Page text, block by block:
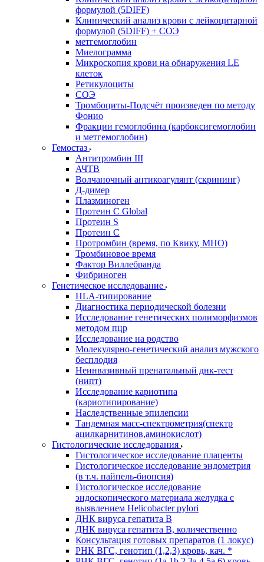
формулой (5DIFF)
Клинический анализ крови с лейкоцитарной
формулой (5DIFF) + СОЭ
метгемоглобин
Миелограмма
Микроскопия крови на обнаружения LE
клеток
Ретикулоциты
СОЭ
Тромбоциты-Подсчёт произведен по методу
Фонио
Фракции гемоглобина (карбоксигемоглобин
и метгемоглобин)
Гемостаз
Антитромбин III
АЧТВ
Волчаночный антикоагулянт (скрининг)
Д-димер
Плазминоген
Протеин C Global
Протеин S
Протеин С
Протромбин (время, по Квику, МНО)
Тромбиновое время
Фактор Виллебранда
Фибриноген
Генетическое исследование
HLA-типирование
Диагностика периодической болезни
Исследование генетических полиморфизмов
методом пцр
Исследование на родство
Молекулярно-генетический анализ мужского
бесплодия
Неинвазивный пренатальный днк-тест
(нипт)
Исследование кариотипа
(кариотипирование)
Наследственные эпилепсии
Тандемная масс-спектрометрия(спектр
ацилкарнитинов,аминокислот)
Гистологические исследования
Гистологическое исследование плаценты
Гистологическое исследование эндометрия
(в т.ч. пайпель-биопсия)
Гистологическое исследование
эндоскопического материала желудка с
выявлением Helicobacter pylori
ДНК вируса гепатита B
ДНК вируса гепатита B, количественно
Консультация готовых препаратов (1 локус)
РНК ВГC, генотип (1,2,3) кровь, кач. *